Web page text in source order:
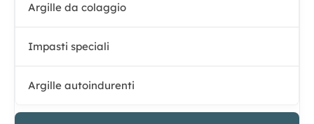
Argille da colaggio
Impasti speciali
Argille autoindurenti